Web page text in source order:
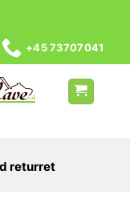
+45 73707041
returret